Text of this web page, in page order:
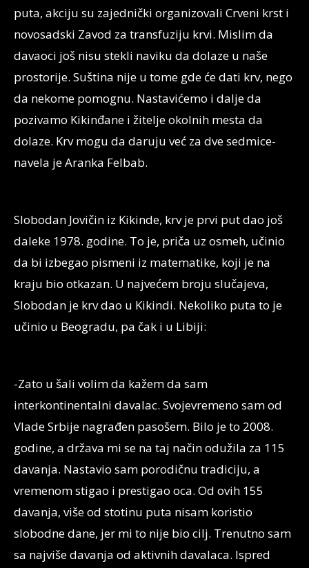
puta, akciju su zajednički organizovali Crveni krst i
novosadski Zavod za transfuziju krvi. Mislim da
davaoci još nisu stekli naviku da dolaze u naše
prostorije. Suština nije u tome gde će dati krv, nego
da nekome pomognu. Nastavićemo i dalje da
pozivamo Kikinđane i žitelje okolnih mesta da
dolaze. Krv mogu da daruju već za dve sedmice-
navela je Aranka Felbab.
Slobodan Jovičin iz Kikinde, krv je prvi put dao još
daleke 1978. godine. To je, priča uz osmeh, učinio
da bi izbegao pismeni iz matematike, koji je na
kraju bio otkazan. U najvećem broju slučajeva,
Slobodan je krv dao u Kikindi. Nekoliko puta to je
učinio u Beogradu, pa čak i u Libiji:
-Zato u šali volim da kažem da sam
interkontinentalni davalac. Svojevremeno sam od
Vlade Srbije nagrađen pasošem. Bilo je to 2008.
godine, a država mi se na taj način odužila za 115
davanja. Nastavio sam porodičnu tradiciju, a
vremenom stigao i prestigao oca. Od ovih 155
davanja, više od stotinu puta nisam koristio
slobodne dane, jer mi to nije bio cilj. Trenutno sam
sa najviše davanja od aktivnih davalaca. Ispred